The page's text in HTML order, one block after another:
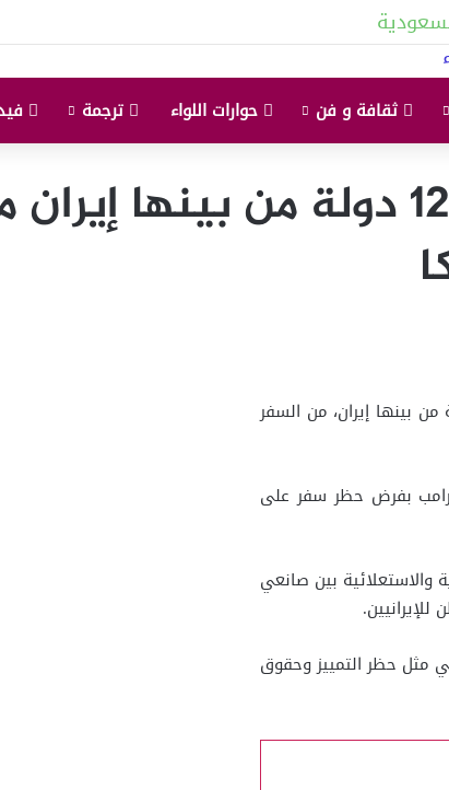
ثقافة و فن حوارات اللواء ترجمة
ايران تدين قرار ترامب منع مواطني 12 دولة
الرئيس الأمريكي دونالد ترامب منع مواطني 12 دولة من بينها إيران، من السفر
ترامب بفرض حظر سفر على
والاستعلائية بين صانعي
مثل حظر التمييز وحقوق